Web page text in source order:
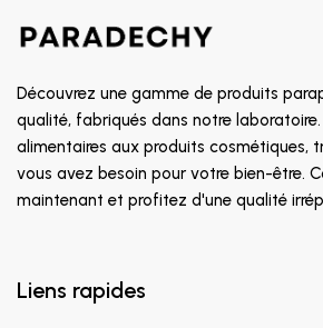
Découvrez une gamme de produits
qualité, fabriqués dans notre
alimentaires aux produits cosmétiques,
vous avez besoin pour votre bien-être.
maintenant et profitez d'une qualité
Liens rapides